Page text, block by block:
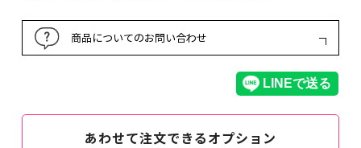
商品についてのお問い合わせ
あわせて注文できるオプション